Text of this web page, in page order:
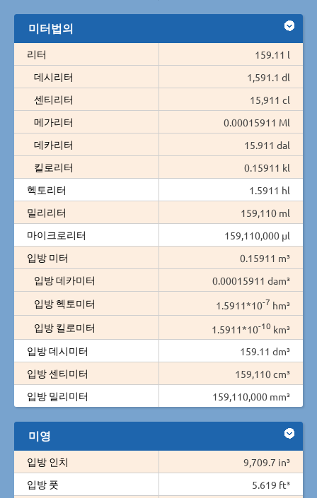
미터법의
리터
159.11 l
데시리터
1,591.1 dl
센티리터
15,911 cl
메가리터
0.00015911 Ml
데카리터
15.911 dal
킬로리터
0.15911 kl
헥토리터
1.5911 hl
밀리리터
159,110 ml
마이크로리터
159,110,000 µl
입방 미터
0.15911 m³
입방 데카미터
0.00015911 dam³
입방 헥토미터
1.5911*10-7 hm³
입방 킬로미터
1.5911*10-10 km³
입방 데시미터
159.11 dm³
입방 센티미터
159,110 cm³
입방 밀리미터
159,110,000 mm³
미영
입방 인치
9,709.7 in³
입방 풋
5.619 ft³